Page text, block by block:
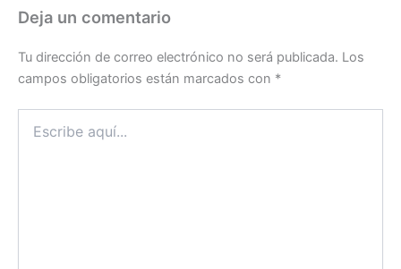
Deja un comentario
Tu dirección de correo electrónico no será publicada. Los
campos obligatorios están marcados con *
aquí...